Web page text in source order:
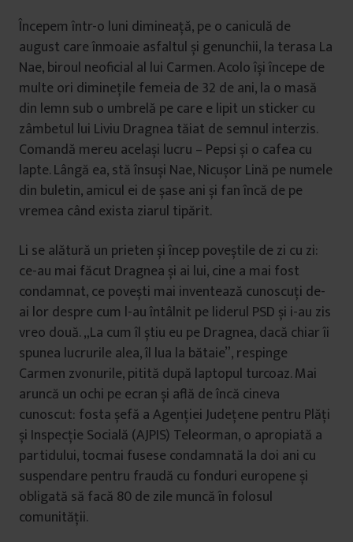
Începem într-o luni dimineață, pe o caniculă de
august care înmoaie asfaltul și genunchii, la terasa La
Nae, biroul neoficial al lui Carmen. Acolo își începe de
multe ori diminețile femeia de 32 de ani, la o masă
din lemn sub o umbrelă pe care e lipit un sticker cu
zâmbetul lui Liviu Dragnea tăiat de semnul interzis.
Comandă mereu același lucru – Pepsi și o cafea cu
lapte. Lângă ea, stă însuși Nae, Nicușor Lină pe numele
din buletin, amicul ei de șase ani și fan încă de pe
vremea când exista ziarul tipărit.
Li se alătură un prieten și încep poveștile de zi cu zi:
ce-au mai făcut Dragnea și ai lui, cine a mai fost
condamnat, ce povești mai inventează cunoscuți de-
ai lor despre cum l-au întâlnit pe liderul PSD și i-au zis
vreo două. „La cum îl știu eu pe Dragnea, dacă chiar îi
spunea lucrurile alea, îl lua la bătaie”, respinge
Carmen zvonurile, pitită după laptopul turcoaz. Mai
aruncă un ochi pe ecran și află de încă cineva
cunoscut: fosta șefă a Agenției Județene pentru Plăți
și Inspecție Socială (AJPIS) Teleorman, o apropiată a
partidului, tocmai fusese condamnată la doi ani cu
suspendare pentru fraudă cu fonduri europene și
obligată să facă 80 de zile muncă în folosul
comunității.